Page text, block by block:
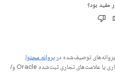
مفید بود؟
توصیف‌شده در پروانه محتوا
هستند. جاوا و OpenJDK علامت‌های تجاری یا علامت‌های تجاری ثبت‌شده Oracle و/